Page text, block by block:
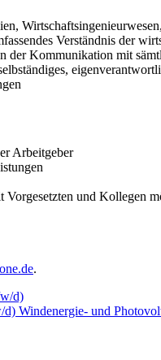
Verständnis der
der Kommunikation mit
Arbeitgeber
Vorgesetzten und Kollegen
.
d)
Windenergie- und